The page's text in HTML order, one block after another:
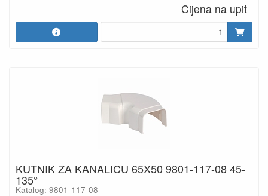
Cijena na upit
KUTNIK ZA KANALICU 65X50 9801-117-08 45-
135°
Katalog: 9801-117-08